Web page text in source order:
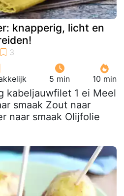
knapperig, licht en
5 min 10 min
kabeljauwfilet 1 ei Meel
smaak Zout naar
naar smaak Olijfolie